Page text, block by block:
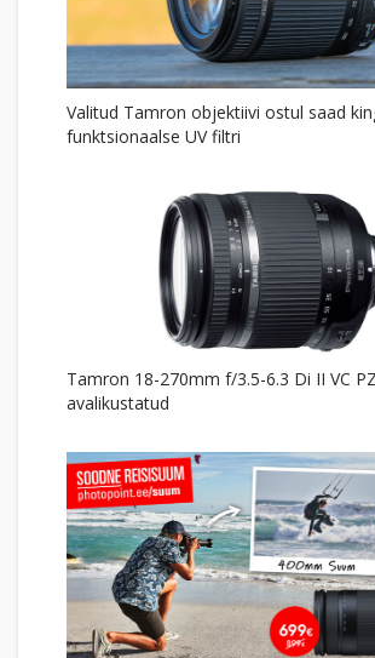
Valitud Tamron objektiivi ostul saad
funktsionaalse UV filtri
Tamron 18-270mm f/3.5-6.3 Di II VC
avalikustatud